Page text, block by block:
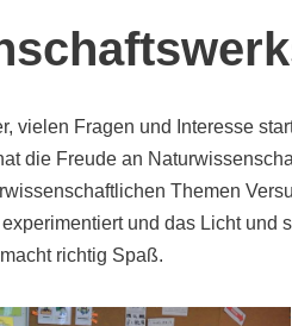
vielen Fragen und Interesse
die Freude an
Themen
und das Licht und
richtig Spaß.